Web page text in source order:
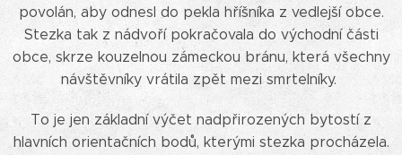
povolán, aby odnesl do pekla hříšníka z vedlejší obce.
Stezka tak z nádvoří pokračovala do východní části
obce, skrze kouzelnou zámeckou bránu, která všechny
návštěvníky vrátila zpět mezi smrtelníky.
To je jen základní výčet nadpřirozených bytostí z
hlavních orientačních bodů, kterými stezka procházela.